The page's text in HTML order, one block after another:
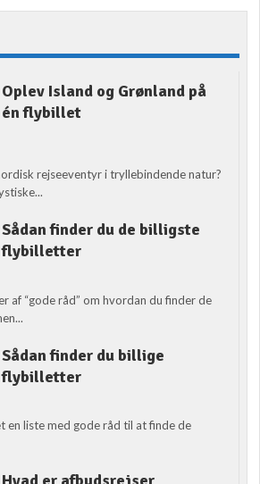
Oplev Island og Grønland på
én flybillet
rejseeventyr i tryllebindende natur?
Sådan finder du de billigste
flybilletter
af “gode råd” om hvordan du finder de
Sådan finder du billige
flybilletter
en liste med gode råd til at finde de